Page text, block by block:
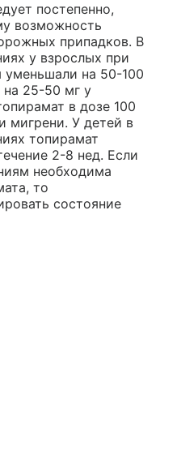
постепенно,
возможность
припадков. В
у взрослых при
уменьшали на 50-100
на 25-50 мг у
в дозе 100
мигрени. У детей в
топирамат
2-8 нед. Если
необходима
то
состояние